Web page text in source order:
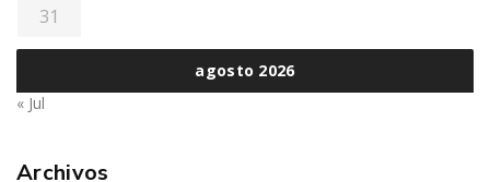
agosto 2026
31
« Jul
Archivos